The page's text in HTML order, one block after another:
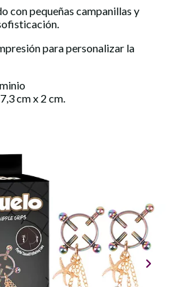
con pequeñas campanillas y
para personalizar la
cm x 2 cm.